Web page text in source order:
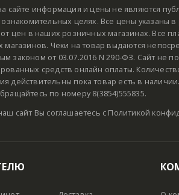
сайте информация и цены не являются
целях. Все цены указаны в
от цен в наших розничных магазинах. Все
магазинов. Чеки на товар выдаются
законом от 03.07.2016 N 290-ФЗ. Сайт не
средств онлайн оплаты.
действительны пока товар есть в
по номеру 8(3854)555835.
сайт Вы соглашаетесь с Политикой